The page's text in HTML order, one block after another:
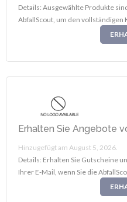
Details: Ausgewählte Produkte
AbfallScout, um den vollständigen
Erhalten Sie Angebote
Hinzugefügt am August 5, 2026.
Details: Erhalten Sie Gutscheine
Ihrer E-Mail, wenn Sie die